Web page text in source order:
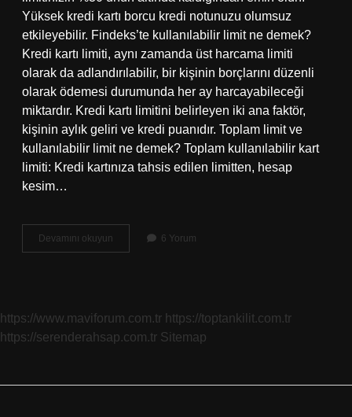
Yüksek kredi kartı borcu kredi notunuzu olumsuz
etkileyebilir. Findeks’te kullanılabilir limit ne demek?
Kredi kartı limiti, aynı zamanda üst harcama limiti
olarak da adlandırılabilir, bir kişinin borçlarını düzenli
olarak ödemesi durumunda her ay harcayabileceği
miktardır. Kredi kartı limitini belirleyen iki ana faktör,
kişinin aylık geliri ve kredi puanıdır. Toplam limit ve
kullanılabilir limit ne demek? Toplam kullanılabilir kart
limiti: Kredi kartınıza tahsis edilen limitten, hesap
kesim…
Devamını okuyun
Kullanım
6 Yorum
https://www.maviforum.com.tr https://toptankilit.com.tr
https://serenderahsap.com.tr Sitemap